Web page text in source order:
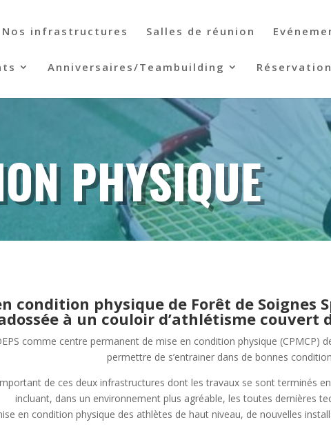
Nos infrastructures Salles de réunion
Anniversaires/Teambuilding
PHYSIQUE
condition physique de Forêt de Soignes
à un couloir d’athlétisme couvert
comme centre permanent de mise en condition physique
permettre de s’entrainer dans de bonnes
de ces deux infrastructures dont les travaux se sont terminés
incluant, dans un environnement plus agréable, les toutes dernières
en condition physique des athlètes de haut niveau, de nouvelles